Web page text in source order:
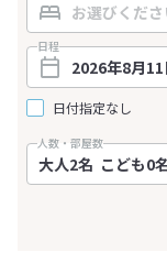
日程
日付指定なし
人数・部屋数